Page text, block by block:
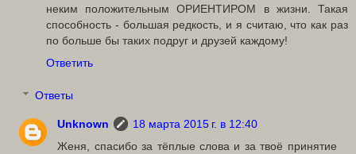
неким положительным ОРИЕНТИРОМ в жизни. Такая
способность - большая редкость, и я считаю, что как раз
по больше бы таких подруг и друзей каждому!
Ответить
Ответы
Unknown
18 марта 2015 г. в 12:40
Женя, спасибо за тёплые слова и за твоё принятие